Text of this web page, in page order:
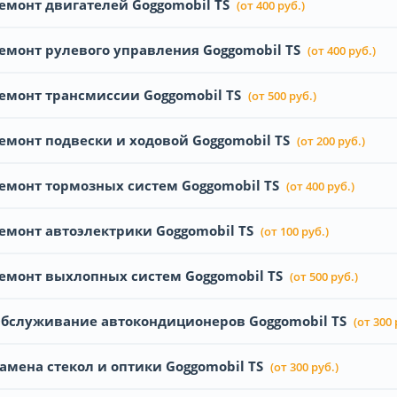
двигателей Goggomobil TS (от 400 руб.)
рулевого управления Goggomobil TS (от 400 руб.)
трансмиссии Goggomobil TS (от 500 руб.)
подвески и ходовой Goggomobil TS (от 200 руб.)
тормозных систем Goggomobil TS (от 400 руб.)
автоэлектрики Goggomobil TS (от 100 руб.)
выхлопных систем Goggomobil TS (от 500 руб.)
автокондиционеров Goggomobil TS (от 300
стекол и оптики Goggomobil TS (от 300 руб.)